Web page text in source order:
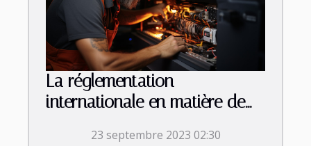
La réglementation
internationale en matière de
23 septembre 2023 02:30